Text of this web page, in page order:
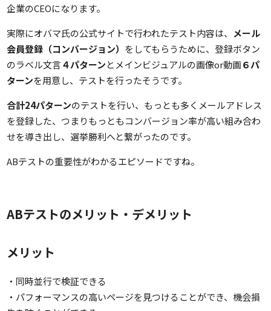
企業のCEOになります。
実際にオバマ氏の公式サイトで行われたテスト内容は、 メール
会員登録（コンバージョン） をしてもらうために、登録ボタン
のラベル文言４パターンとメインビジュアルの画像or動画６パ
ターンを用意し、テストを行ったそうです。
合計24パターンのテストを行い、もっとも多くメールアドレス
を登録した、つまりもっともコンバージョン率が高い組み合わ
せを導き出し、選挙勝利へと繋がったのです。
ABテストの重要性がわかるエピソードですね。
ABテストのメリット・デメリット
メリット
・同時並行で検証できる
・パフォーマンスの高いページを見つけることができ、機会損